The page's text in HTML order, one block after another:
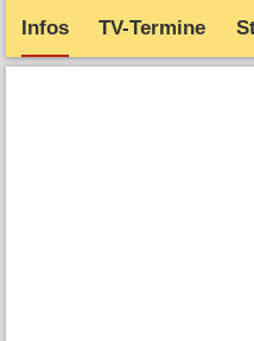
Infos TV-Termine